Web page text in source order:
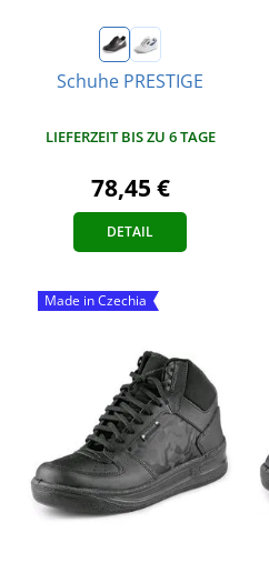
Schuhe PRESTIGE
LIEFERZEIT BIS ZU 6 TAGE
78,45 €
DETAIL
Made in Czechia